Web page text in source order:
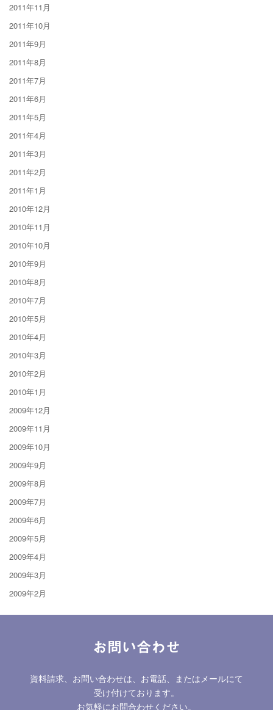
2011年11月
2011年10月
2011年9月
2011年8月
2011年7月
2011年6月
2011年5月
2011年4月
2011年3月
2011年2月
2011年1月
2010年12月
2010年11月
2010年10月
2010年9月
2010年8月
2010年7月
2010年5月
2010年4月
2010年3月
2010年2月
2010年1月
2009年12月
2009年11月
2009年10月
2009年9月
2009年8月
2009年7月
2009年6月
2009年5月
2009年4月
2009年3月
2009年2月
お問い合わせ
資料請求、お問い合わせは、お電話、またはメールにて
受け付けております。
お気軽にお問合わせください。